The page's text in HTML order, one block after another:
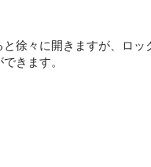
徐々に開きますが、ロ
きます。